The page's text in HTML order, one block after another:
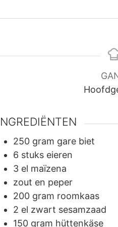
250 gram gare biet
6 stuks eieren
3 el maïzena
zout en peper
200 gram roomkaas
2 el zwart sesamzaad
150 gram hüttenkäse